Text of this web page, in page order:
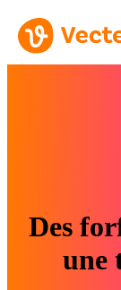
Des
une